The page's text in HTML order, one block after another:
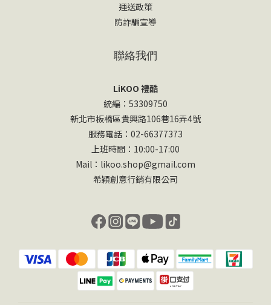
運送政策
防詐騙宣導
聯絡我們
LiKOO 禮酷
統編：53309750
新北市板橋區貴興路106巷16弄4號
服務電話：02-66377373
上班時間：10:00-17:00
Mail：likoo.shop@gmail.com
希穎創意行銷有限公司